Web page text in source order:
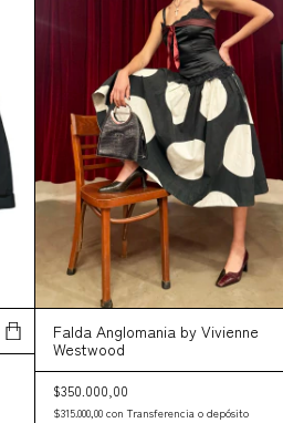
Falda Anglomania by Vivienne
Westwood
$350.000,00
$315.000,00 con Transferencia o depósito